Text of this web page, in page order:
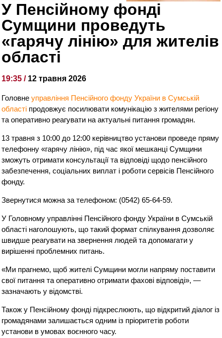
У Пенсійному фонді
Сумщини проведуть
«гарячу лінію» для жителів
області
19:35 / 12 травня 2026
Головнеуправління Пенсійного фонду України в Сумській
області продовжує посилювати комунікацію з жителями регіону
та оперативно реагувати на актуальні питання громадян.
13 травня з 10:00 до 12:00 керівництво установи проведе пряму
телефонну «гарячу лінію», під час якої мешканці Сумщини
зможуть отримати консультації та відповіді щодо пенсійного
забезпечення, соціальних виплат і роботи сервісів Пенсійного
фонду.
Звернутися можна за телефоном: (0542) 65-64-59.
У Головному управлінні Пенсійного фонду України в Сумській
області наголошують, що такий формат спілкування дозволяє
швидше реагувати на звернення людей та допомагати у
вирішенні проблемних питань.
«Ми прагнемо, щоб жителі Сумщини могли напряму поставити
свої питання та оперативно отримати фахові відповіді», —
зазначають у відомстві.
Також у Пенсійному фонді підкреслюють, що відкритий діалог із
громадянами залишається одним із пріоритетів роботи
установи в умовах воєнного часу.